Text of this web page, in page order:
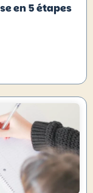
en 5 étapes